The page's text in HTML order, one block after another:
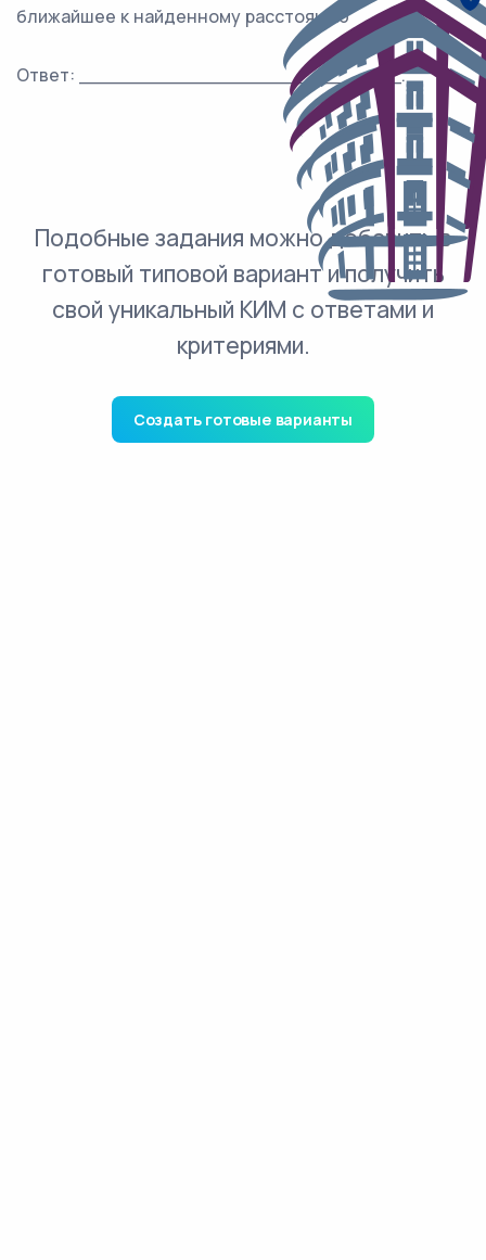
ближайшее к найденному расстоянию
Ответ: ___________________________.
Подобные задания можно добавить в
готовый типовой вариант и получить
свой уникальный КИМ с ответами и
критериями.
Создать готовые варианты